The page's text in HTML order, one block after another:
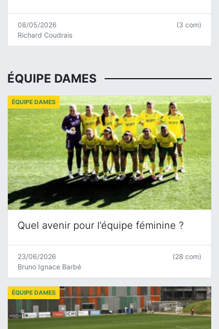
08/05/2026
Richard Coudrais
(3 com)
ÉQUIPE DAMES
Quel avenir pour l’équipe féminine ?
ÉQUIPE DAMES
23/06/2026
Bruno Ignace Barbé
(28 com)
ÉQUIPE DAMES